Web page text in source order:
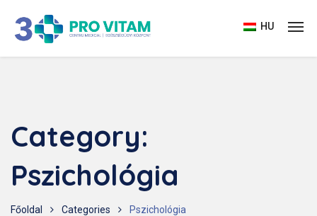
HU
Category:
Pszichológia
Főoldal Categories Pszichológia